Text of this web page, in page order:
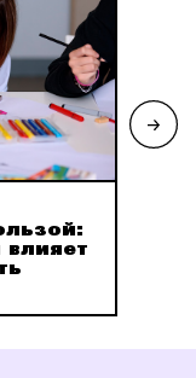
влияет